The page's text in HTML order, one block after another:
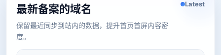
最新备案的域名
保留最近同步到站内的数据，提升首页首屏内容密
度。
Latest